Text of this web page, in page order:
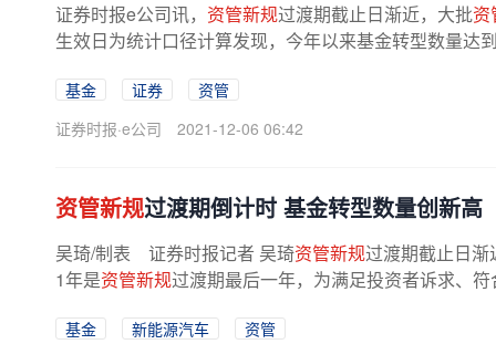
证券时报e公司讯， 资管新规过渡期截止日渐近，大批资
生效日为统计口径计算发现，今年以来基金转型数量达
基金 证券
资管
证券时报·e公司
2021-12-06 06:42
资管新规过渡期倒计时 基金转型数量创新高
吴琦/制表 证券时报记者 吴琦资管新规过渡期截止日渐
1年是资管新规过渡期最后一年，为满足投资者诉求、
基金 新能源汽车
资管